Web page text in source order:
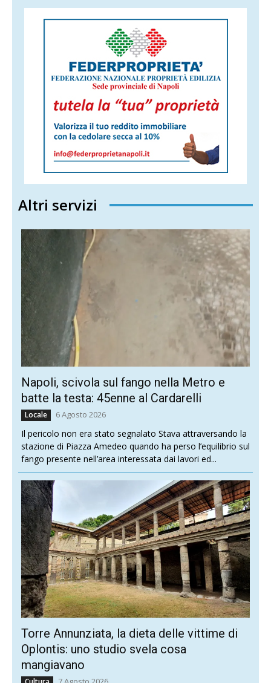
Altri servizi
Napoli, scivola sul fango nella Metro e
batte la testa: 45enne al Cardarelli
Locale 6 Agosto 2026
Il pericolo non era stato segnalato Stava attraversando la
stazione di Piazza Amedeo quando ha perso l’equilibrio sul
fango presente nell’area interessata dai lavori ed...
Torre Annunziata, la dieta delle vittime di
Oplontis: uno studio svela cosa
mangiavano